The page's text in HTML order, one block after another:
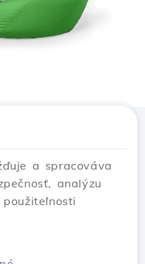
a spracováva
analýzu